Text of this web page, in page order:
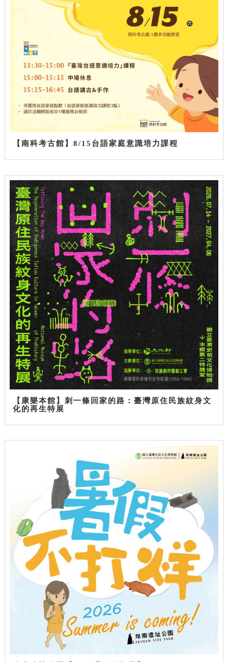
【南科考古館】8/15台語家庭意識培力課程
【康樂本館】刺一條回家的路：臺灣原住民族紋身文
化的再生特展